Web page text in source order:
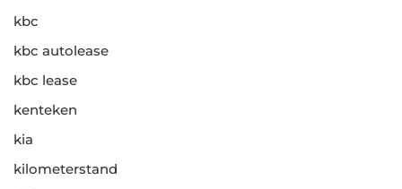
kbc
kbc autolease
kbc lease
kenteken
kia
kilometerstand